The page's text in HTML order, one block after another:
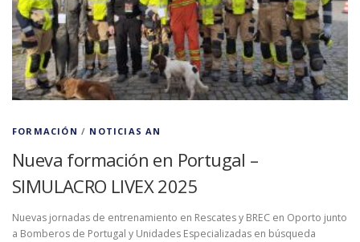
FORMACIÓN / NOTICIAS AN
Nueva formación en Portugal –
SIMULACRO LIVEX 2025
Nuevas jornadas de entrenamiento en Rescates y BREC en Oporto junto
a Bomberos de Portugal y Unidades Especializadas en búsqueda